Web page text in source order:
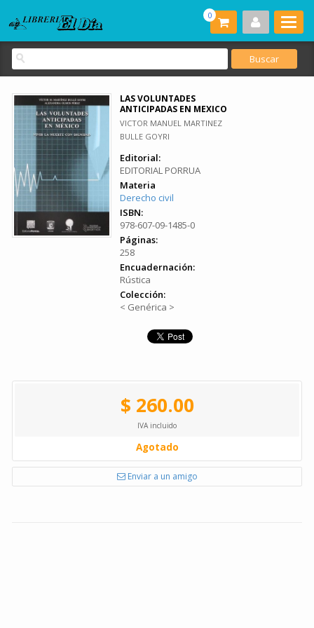
0
LAS VOLUNTADES
ANTICIPADAS EN MEXICO
VICTOR MANUEL MARTINEZ
BULLE GOYRI
Editorial:
EDITORIAL PORRUA
Materia
Derecho civil
ISBN:
978-607-09-1485-0
Páginas:
258
Encuadernación:
Rústica
Colección:
< Genérica >
$ 260.00
IVA incluido
Agotado
Enviar a un amigo